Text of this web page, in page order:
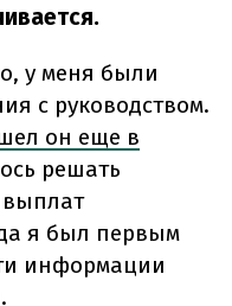
у меня были
с руководством.
он еще в
решать
я был первым
информации